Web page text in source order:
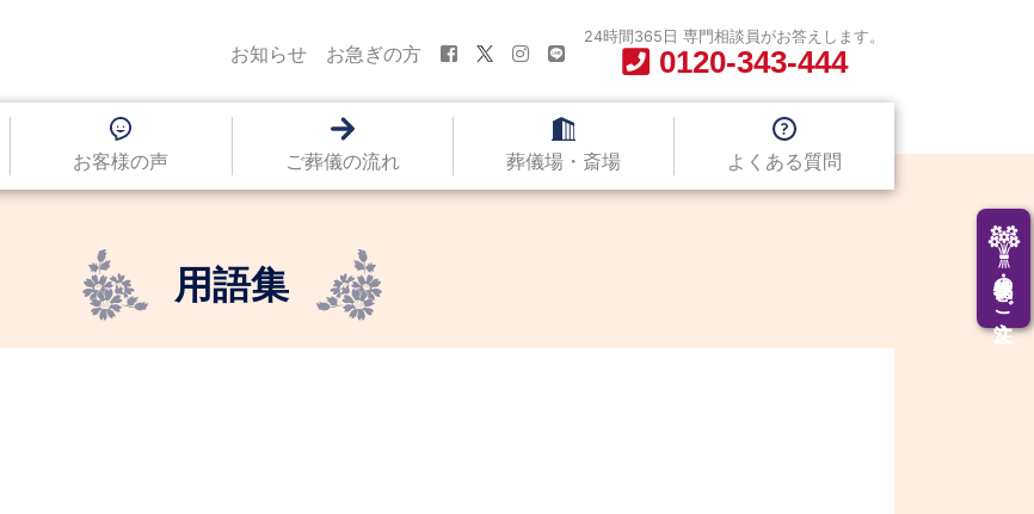
供花・供物のご注文
お客様の声 ご葬儀の流れ 葬儀場・斎場 よくある質問
お知らせ お急ぎの方
24時間365日 専門相談員がお答えします。
0120-343-444
用語集